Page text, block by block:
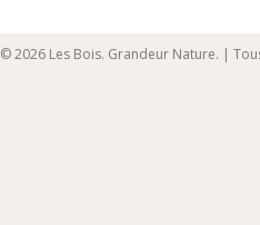
© 2026 Les Bois. Grandeur Nature. |